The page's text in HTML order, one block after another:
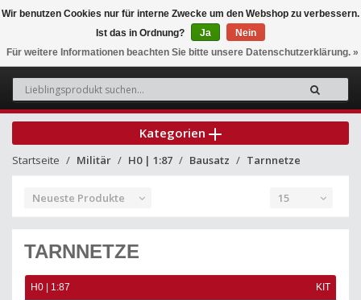
0
Kategorien
Startseite Militär H0 | 1:87 Bausatz Tarnnetze
Neueste Produkte 15
TARNNETZE
H0 | 1:87 KIT
Wir benutzen Cookies nur für interne Zwecke um den Webshop zu verbessern.
Ist das in Ordnung?
Ja
Nein
Für weitere Informationen beachten Sie bitte unsere Datenschutzerklärung. »